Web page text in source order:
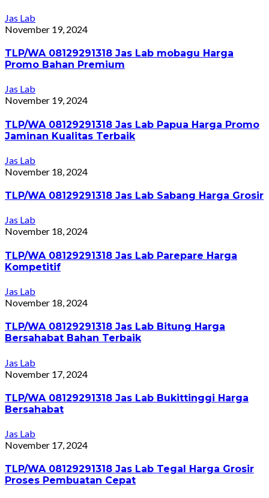
Jas Lab
November 19, 2024
TLP/WA 08129291318 Jas Lab mobagu Harga
Promo Bahan Premium
Jas Lab
November 19, 2024
TLP/WA 08129291318 Jas Lab Papua Harga Promo
Jaminan Kualitas Terbaik
Jas Lab
November 18, 2024
TLP/WA 08129291318 Jas Lab Sabang Harga Grosir
Jas Lab
November 18, 2024
TLP/WA 08129291318 Jas Lab Parepare Harga
Kompetitif
Jas Lab
November 18, 2024
TLP/WA 08129291318 Jas Lab Bitung Harga
Bersahabat Bahan Terbaik
Jas Lab
November 17, 2024
TLP/WA 08129291318 Jas Lab Bukittinggi Harga
Bersahabat
Jas Lab
November 17, 2024
TLP/WA 08129291318 Jas Lab Tegal Harga Grosir
Proses Pembuatan Cepat